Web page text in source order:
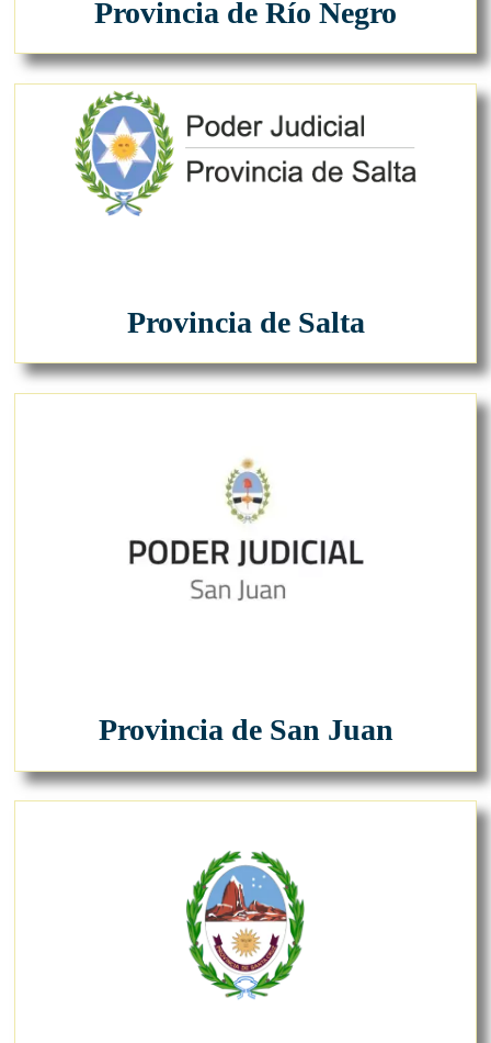
Provincia de Río Negro
Provincia de Salta
Provincia de San Juan